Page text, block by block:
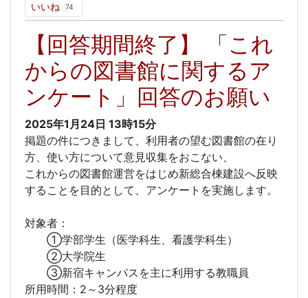
いいね 74
【回答期間終了】 「これ
からの図書館に関するア
ンケート」回答のお願い
2025年1月24日 13時15分
掲題の件につきまして、利用者の望む図書館の在り
方、使い方について意見収集をおこない、
これからの図書館運営をはじめ新総合棟建設へ反映
することを目的として、アンケートを実施します。
対象者：
①学部学生（医学科生、看護学科生）
②大学院生
③新宿キャンパスを主に利用する教職員
所用時間：2～3分程度